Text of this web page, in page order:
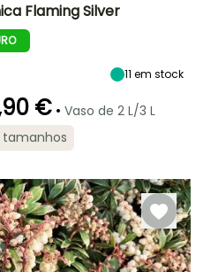
maturidade
Período razoável de
Março à Maio,
Setembro à
Novembro
Flaming Silver
11 em stock
€ • Vaso de 2 L/3 L
tamanhos